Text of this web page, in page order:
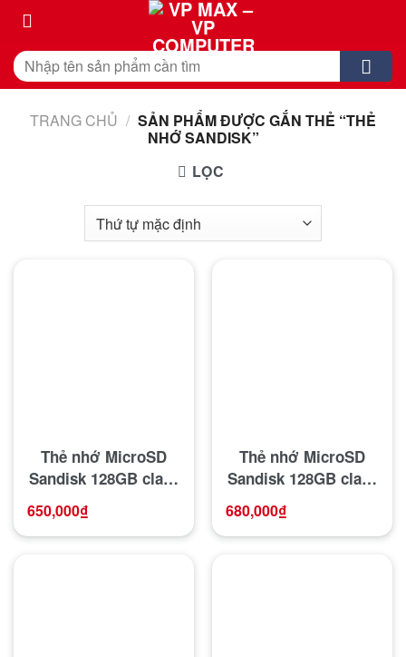
Skip
content
Tìm
kiếm:
TRANG CHỦ / SẢN PHẨM ĐƯỢC GẮN THẺ “THẺ
NHỚ SANDISK”
LỌC
Thẻ nhớ MicroSD
Sandisk 128GB class
10 100MB/s
650,000₫
Thẻ nhớ MicroSD
Sandisk 128GB class
10 100MB/s
680,000₫